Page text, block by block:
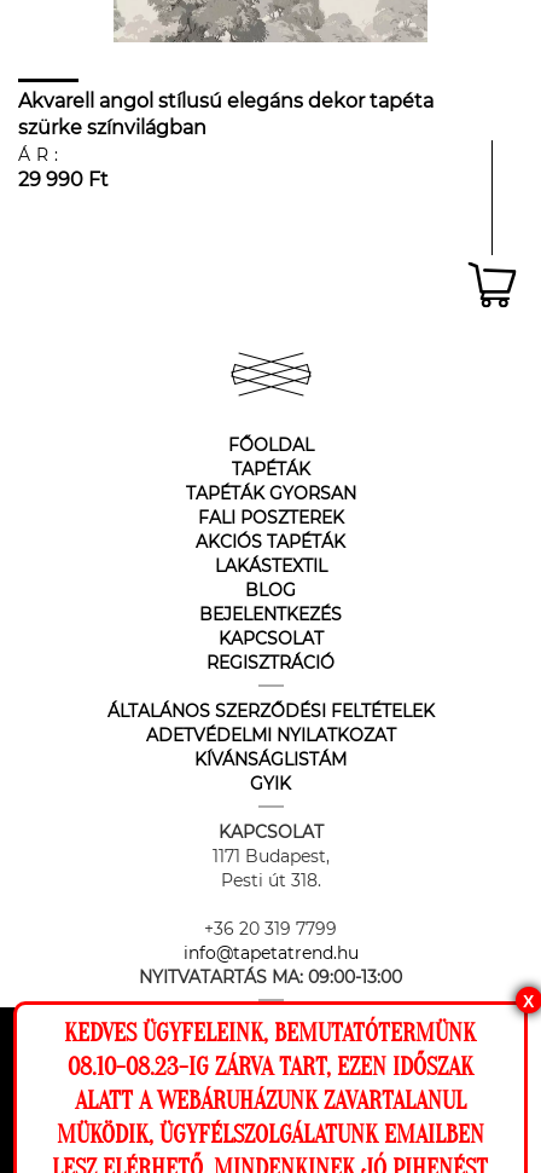
Ez a weboldal cookie-kat használ, hogy a
lehető legjobb élményt nyújtsa honlapunkon.
Beállítások
Akvarell angol stílusú elegáns dekor tapéta
szürke színvilágban
ÁR:
29 990 Ft
FŐOLDAL
TAPÉTÁK
TAPÉTÁK GYORSAN
FALI POSZTEREK
AKCIÓS TAPÉTÁK
LAKÁSTEXTIL
BLOG
BEJELENTKEZÉS
KAPCSOLAT
REGISZTRÁCIÓ
ÁLTALÁNOS SZERZŐDÉSI FELTÉTELEK
ADETVÉDELMI NYILATKOZAT
KÍVÁNSÁGLISTÁM
GYIK
KAPCSOLAT
1171 Budapest,
Pesti út 318.
+36 20 319 7799
info@tapetatrend.hu
NYITVATARTÁS MA: 09:00-13:00
Az online fizetést a Barion Payment Zrt. biztosítja, MNB engedély
száma: H-EN-I-1064/2013
X
KEDVES ÜGYFELEINK, BEMUTATÓTERMÜNK
08.10-08.23-IG ZÁRVA TART, EZEN IDŐSZAK
ALATT A WEBÁRUHÁZUNK ZAVARTALANUL
MÜKÖDIK, ÜGYFÉLSZOLGÁLATUNK EMAILBEN